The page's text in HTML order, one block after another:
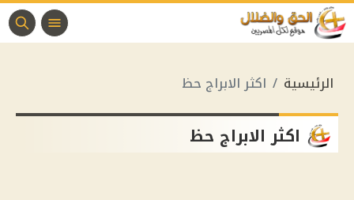
الرئيسية اكثر الابراج حظ
اكثر الابراج حظ